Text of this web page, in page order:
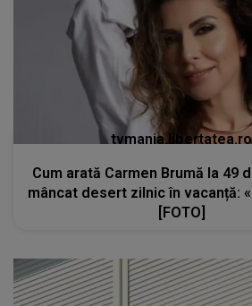
tvmania.libertatea.ro
Cum arată Carmen Brumă la 49
mâncat desert zilnic în vacanță:
[FOTO]